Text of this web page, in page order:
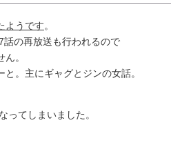
ようです。
の再放送も行われるので
。
。主にギャグとジンの女話。
てしまいました。